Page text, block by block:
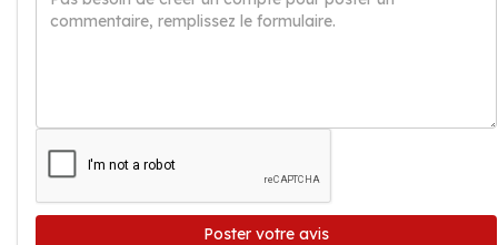
Poster votre avis